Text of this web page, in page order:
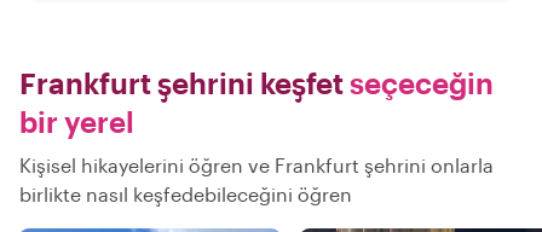
Frankfurt şehrini keşfetseçeceğin
bir yerel
Kişisel hikayelerini öğren ve Frankfurt şehrini onlarla
birlikte nasıl keşfedebileceğini öğren